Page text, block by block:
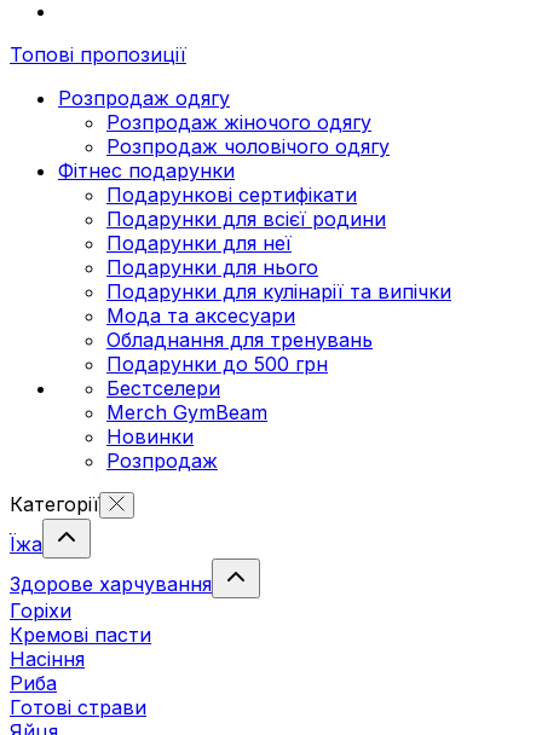
Топові пропозиції
Розпродаж одягу
Розпродаж жіночого одягу
Розпродаж чоловічого одягу
Фітнес подарунки
Подарункові сертифікати
Подарунки для всієї родини
Подарунки для неї
Подарунки для нього
Подарунки для кулінарії та випічки
Мода та аксесуари
Обладнання для тренувань
Подарунки до 500 грн
Бестселери
Merch GymBeam
Новинки
Розпродаж
Категорії
Їжа
Здорове харчування
Горіхи
Кремові пасти
Насіння
Риба
Готові страви